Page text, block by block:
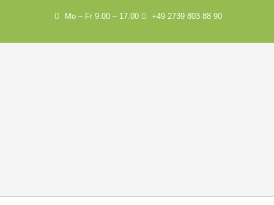
Mo – Fr 9.00 – 17.00 +49 2739 803 88 90